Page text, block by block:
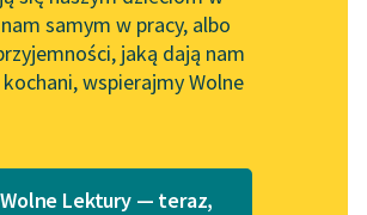
Widget Wolnych Lektur
Przypisy
Katalog w formacie PDF
samym w pracy, albo
jaką dają nam
wspierajmy Wolne
Lektury — teraz,
zżera
Lica-róże...